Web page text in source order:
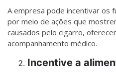
A empresa pode incentivar os
por meio de ações que
causados pelo cigarro,
acompanhamento médico.
Incentive a